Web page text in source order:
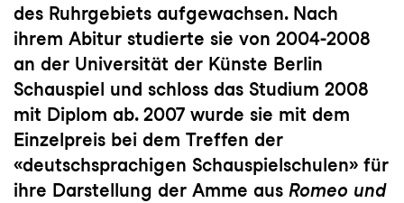
des Ruhrgebiets aufgewachsen. Nach
ihrem Abitur studierte sie von 2004-2008
an der Universität der Künste Berlin
Schauspiel und schloss das Studium 2008
mit Diplom ab. 2007 wurde sie mit dem
Einzelpreis bei dem Treffen der
«deutschsprachigen Schauspielschulen» für
ihre Darstellung der Amme aus Romeo und